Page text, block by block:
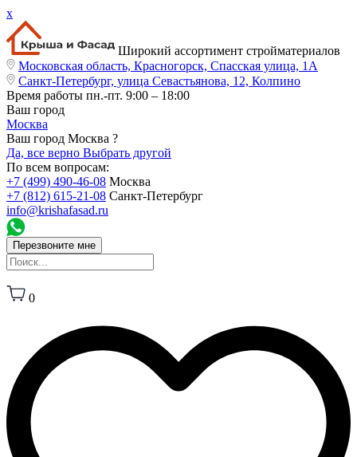
x
Широкий ассортимент стройматериалов
Московская область, Красногорск, Спасская улица, 1А
Санкт-Петербург, улица Севастьянова, 12, Колпино
Время работы пн.-пт. 9:00 – 18:00
Ваш город
Москва
Ваш город Москва ?
Да, все верно Выбрать другой
По всем вопросам:
+7 (499) 490-46-08 Москва
+7 (812) 615-21-08 Санкт-Петербург
info@krishafasad.ru
Перезвоните мне
0